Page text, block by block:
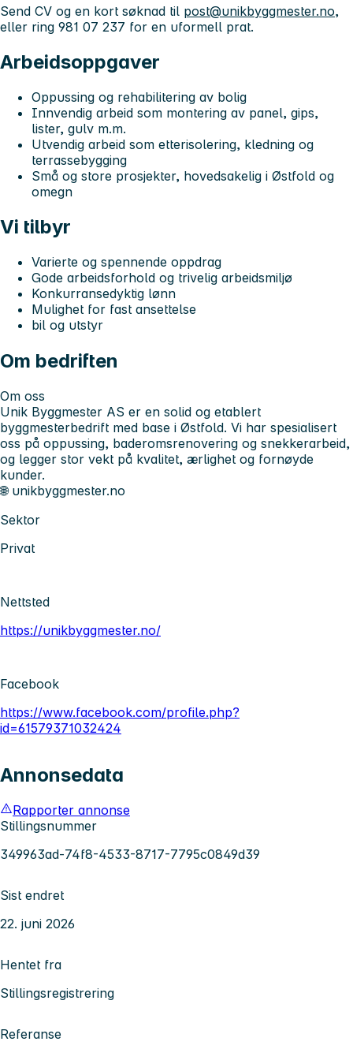
Send CV og en kort søknad til post@unikbyggmester.no,
eller ring 981 07 237 for en uformell prat.
Arbeidsoppgaver
Oppussing og rehabilitering av bolig
Innvendig arbeid som montering av panel, gips,
lister, gulv m.m.
Utvendig arbeid som etterisolering, kledning og
terrassebygging
Små og store prosjekter, hovedsakelig i Østfold og
omegn
Vi tilbyr
Varierte og spennende oppdrag
Gode arbeidsforhold og trivelig arbeidsmiljø
Konkurransedyktig lønn
Mulighet for fast ansettelse
bil og utstyr
Om bedriften
Om oss
Unik Byggmester AS er en solid og etablert
byggmesterbedrift med base i Østfold. Vi har spesialisert
oss på oppussing, baderomsrenovering og snekkerarbeid,
og legger stor vekt på kvalitet, ærlighet og fornøyde
kunder.
🌐 unikbyggmester.no
Sektor
Privat
Nettsted
https://unikbyggmester.no/
Facebook
https://www.facebook.com/profile.php?
id=61579371032424
Annonsedata
Rapporter annonse
Stillingsnummer
349963ad-74f8-4533-8717-7795c0849d39
Sist endret
22. juni 2026
Hentet fra
Stillingsregistrering
Referanse